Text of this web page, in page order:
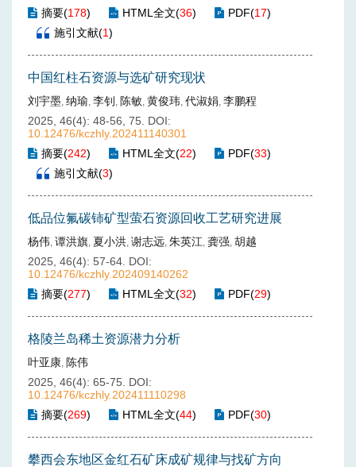
摘要(178) HTML全文(36) PDF(17)
施引文献(1)
中国红柱石资源与选矿研究现状
刘宇墨, 纳瑜, 李钊, 陈敏, 黄俊玮, 代淑娟, 李鹏程
2025, 46(4): 48-56, 75.
DOI:
10.12476/kczhly.202411140301
摘要(242) HTML全文(22) PDF(33)
施引文献(3)
低品位氟碳铈矿型萤石资源回收工艺研究进展
杨伟, 谭洪旗, 夏小洪, 谢志远, 朱英江, 龚强, 胡越
2025, 46(4): 57-64. DOI:
10.12476/kczhly.202409140262
摘要(277) HTML全文(32) PDF(29)
格陵兰岛稀土资源潜力分析
叶亚康, 陈伟
2025, 46(4): 65-75.
DOI:
10.12476/kczhly.202411110298
摘要(269) HTML全文(44) PDF(30)
攀西会东地区金红石矿床成矿规律与找矿方向